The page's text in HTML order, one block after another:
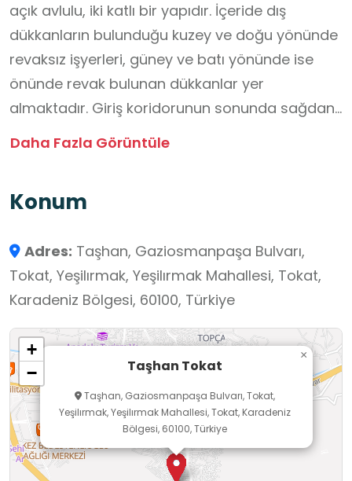
açık avlulu, iki katlı bir yapıdır. İçeride dış
dükkanların bulunduğu kuzey ve doğu yönünde
revaksız işyerleri, güney ve batı yönünde ise
önünde revak bulunan dükkanlar yer
almaktadır. Giriş koridorunun sonunda sağdan
ve soldan ikinci kata çıkılmaktadır. İkinci katta
konsollar üzerinde dışa taşmaktadır. Odalarda
bulunmaktadır. İçte 76 dışta toplam 103 mekan
vardır. Anadolu’daki en büyük şehir
hanlarındandır.
Daha Fazla Görüntüle
Konum
Adres: Taşhan, Gaziosmanpaşa Bulvarı,
Tokat, Yeşilırmak, Yeşilırmak Mahallesi, Tokat,
Karadeniz Bölgesi, 60100, Türkiye
Taşhan Tokat
Taşhan, Gaziosmanpaşa Bulvarı, Tokat,
Yeşilırmak, Yeşilırmak Mahallesi, Tokat, Karadeniz
Bölgesi, 60100, Türkiye
×
+
−